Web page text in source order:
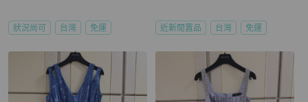
狀況尚可 台灣 免運 近新閒置品 台灣 免運